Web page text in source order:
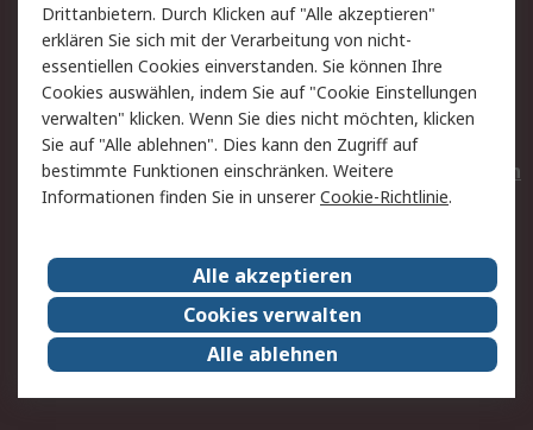
Rechtliches
AGB
Datenschutz
Cookie-Richtlinie
Zahlungsbedingungen
Copyright/Impressum
Entsorgung
Elektrogeräte/Batterien
RS weltweit
Karriere bei RS
Nachhaltigkeit
Qualität/Umwelt/ZertifikatePresse-Center
Event-Center
Drittanbietern. Durch Klicken auf "Alle akzeptieren"
erklären Sie sich mit der Verarbeitung von nicht-
essentiellen Cookies einverstanden. Sie können Ihre
Cookies auswählen, indem Sie auf "Cookie Einstellungen
verwalten" klicken. Wenn Sie dies nicht möchten, klicken
Sie auf "Alle ablehnen". Dies kann den Zugriff auf
bestimmte Funktionen einschränken. Weitere
Informationen finden Sie in unsererCookie-Richtlinie.
Alle akzeptieren
Cookies verwalten
Alle ablehnen